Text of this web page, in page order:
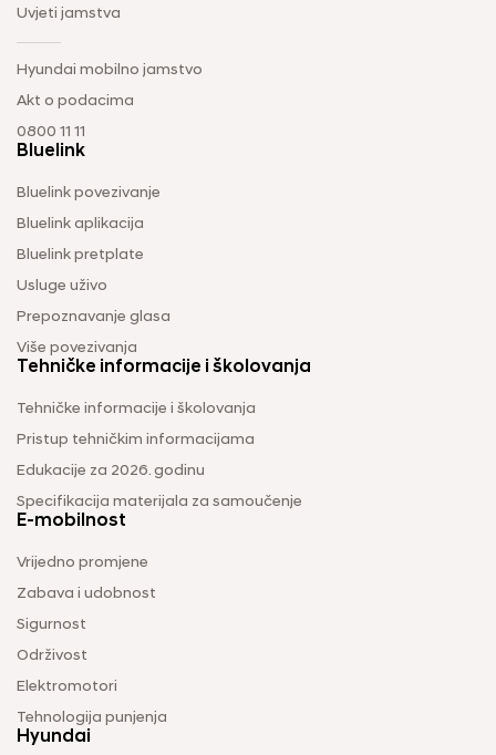
Uvjeti jamstva
Hyundai mobilno jamstvo
Akt o podacima
0800 11 11
Bluelink
Bluelink povezivanje
Bluelink aplikacija
Bluelink pretplate
Usluge uživo
Prepoznavanje glasa
Više povezivanja
Tehničke informacije i školovanja
Tehničke informacije i školovanja
Pristup tehničkim informacijama
Edukacije za 2026. godinu
Specifikacija materijala za samoučenje
E-mobilnost
Vrijedno promjene
Zabava i udobnost
Sigurnost
Održivost
Elektromotori
Tehnologija punjenja
Hyundai